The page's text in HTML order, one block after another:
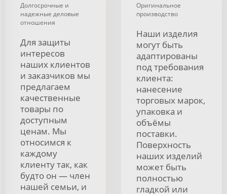
Долгосрочные и
надежные деловые
отношения
Для защиты
интересов
наших клиентов
и заказчиков мы
предлагаем
качественные
товары по
доступным
ценам. Мы
относимся к
каждому
клиенту так, как
будто он — член
нашей семьи, и
Оригинальное
производство
Наши изделия
могут быть
адаптированы
под требования
клиента:
нанесение
торговых марок,
упаковка и
объёмы
поставки.
Поверхность
наших изделий
может быть
полностью
гладкой или